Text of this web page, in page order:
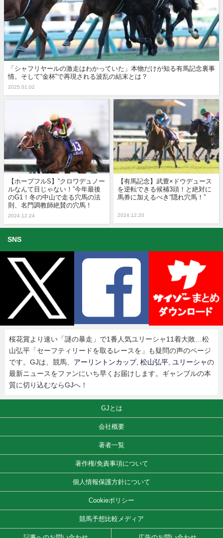
「シャフリヤールの激走はわかっていた」本物だけが知る有馬記念裏事
情。そして“金杯”で再現される波乱の結末とは？
2025.01.02
【ホープフルS】“クロワデュノー
ルなんて目じゃない！”今年最後
のG1！冬の中山で走る穴馬の法
則、名門調教師絶賛の穴馬！
2024.12.24
【有馬記念】武豊×ドウデュース
を逆転できる候補3頭！と絶対に
馬券に加えるべき“隠れ穴馬！”
2024.12.20
SNS
桜花賞より速い「謎の暴走」で1番人気ユリーシャ11着大敗…松
山弘平「セーフティリードを取るレースを」も疑問の声のページ
です。GJは、競馬、 アーリントンカップ, 松山弘平 ユリーシャの
最新ニュースをファンにいち早くお届けします。ギャンブルの本
質に切り込むならGJへ！
GJとは
会社概要
著者一覧
著作権/免責事項について
個人情報保護方針について
Cookieポリシー
競馬予想比較メディア